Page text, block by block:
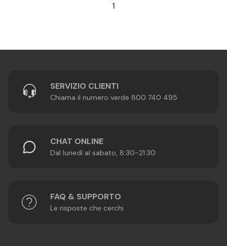
1
SERVIZIO CLIENTI
Chiama il numero verde 800 740 495
CHAT ONLINE
Dal lunedì al sabato, 8:30-21:30
FAQ & SUPPORTO
Le risposte che cerchi